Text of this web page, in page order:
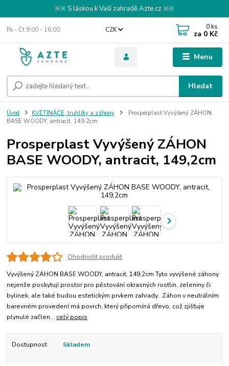
※※ S láskou k Vaší zahradě Azte.cz ※※
Menu
CZK
Hledat
Po - Čt 9:00 - 16:00 0 ks
za 0 Kč
Úvod KVĚTINÁČE, truhlíky a záhony
Prosperplast Vyvýšený ZÁHON
BASE WOODY, antracit, 149,2cm
Prosperplast Vyvýšený ZÁHON
BASE WOODY, antracit, 149,2cm
Ohodnotit produkt
Vyvýšený ZÁHON BASE WOODY, antracit, 149,2cm Tyto vyvýšené záhony
nejenže poskytují prostor pro pěstování okrasných rostlin, zeleniny či
bylinek, ale také budou estetickým prvkem zahrady. Záhon v neutrálním
barevném provedení má povrch, který připomíná dřevo, což zjišťuje
plynulé začlen... celý popis
Dostupnost Skladem